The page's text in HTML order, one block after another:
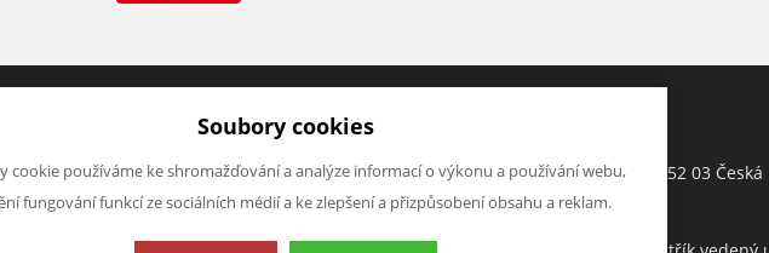
O nás
Kontakty
Chcete nám něco sdělit o našich
produktech nebo e-shopu?
Tyršova 143, 552 03 Česká
Skalice, CZ
Soubory cookies
cookie používáme ke shromažďování a analýze informací o výkonu a používání webu,
fungování funkcí ze sociálních médií a ke zlepšení a přizpůsobení obsahu a reklam.